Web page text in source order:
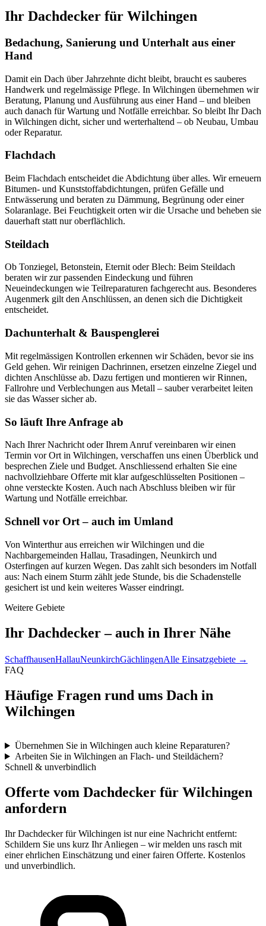
Ihr Dachdecker für Wilchingen
Bedachung, Sanierung und Unterhalt aus einer
Hand
Damit ein Dach über Jahrzehnte dicht bleibt, braucht es sauberes
Handwerk und regelmässige Pflege. In Wilchingen übernehmen wir
Beratung, Planung und Ausführung aus einer Hand – und bleiben
auch danach für Wartung und Notfälle erreichbar. So bleibt Ihr Dach
in Wilchingen dicht, sicher und werterhaltend – ob Neubau, Umbau
oder Reparatur.
Flachdach
Beim Flachdach entscheidet die Abdichtung über alles. Wir erneuern
Bitumen- und Kunststoffabdichtungen, prüfen Gefälle und
Entwässerung und beraten zu Dämmung, Begrünung oder einer
Solaranlage. Bei Feuchtigkeit orten wir die Ursache und beheben sie
dauerhaft statt nur oberflächlich.
Steildach
Ob Tonziegel, Betonstein, Eternit oder Blech: Beim Steildach
beraten wir zur passenden Eindeckung und führen
Neueindeckungen wie Teilreparaturen fachgerecht aus. Besonderes
Augenmerk gilt den Anschlüssen, an denen sich die Dichtigkeit
entscheidet.
Dachunterhalt & Bauspenglerei
Mit regelmässigen Kontrollen erkennen wir Schäden, bevor sie ins
Geld gehen. Wir reinigen Dachrinnen, ersetzen einzelne Ziegel und
dichten Anschlüsse ab. Dazu fertigen und montieren wir Rinnen,
Fallrohre und Verblechungen aus Metall – sauber verarbeitet leiten
sie das Wasser sicher ab.
So läuft Ihre Anfrage ab
Nach Ihrer Nachricht oder Ihrem Anruf vereinbaren wir einen
Termin vor Ort in Wilchingen, verschaffen uns einen Überblick und
besprechen Ziele und Budget. Anschliessend erhalten Sie eine
nachvollziehbare Offerte mit klar aufgeschlüsselten Positionen –
ohne versteckte Kosten. Auch nach Abschluss bleiben wir für
Wartung und Notfälle erreichbar.
Schnell vor Ort – auch im Umland
Von Winterthur aus erreichen wir Wilchingen und die
Nachbargemeinden Hallau, Trasadingen, Neunkirch und
Osterfingen auf kurzen Wegen. Das zahlt sich besonders im Notfall
aus: Nach einem Sturm zählt jede Stunde, bis die Schadenstelle
gesichert ist und kein weiteres Wasser eindringt.
Weitere Gebiete
Ihr Dachdecker – auch in Ihrer Nähe
SchaffhausenHallauNeunkirchGächlingenAlle Einsatzgebiete →
FAQ
Häufige Fragen rund ums Dach in
Wilchingen
Übernehmen Sie in Wilchingen auch kleine Reparaturen?
Arbeiten Sie in Wilchingen an Flach- und Steildächern?
Schnell & unverbindlich
Offerte vom Dachdecker für Wilchingen
anfordern
Ihr Dachdecker für Wilchingen ist nur eine Nachricht entfernt:
Schildern Sie uns kurz Ihr Anliegen – wir melden uns rasch mit
einer ehrlichen Einschätzung und einer fairen Offerte. Kostenlos
und unverbindlich.